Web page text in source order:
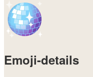
Emoji-details